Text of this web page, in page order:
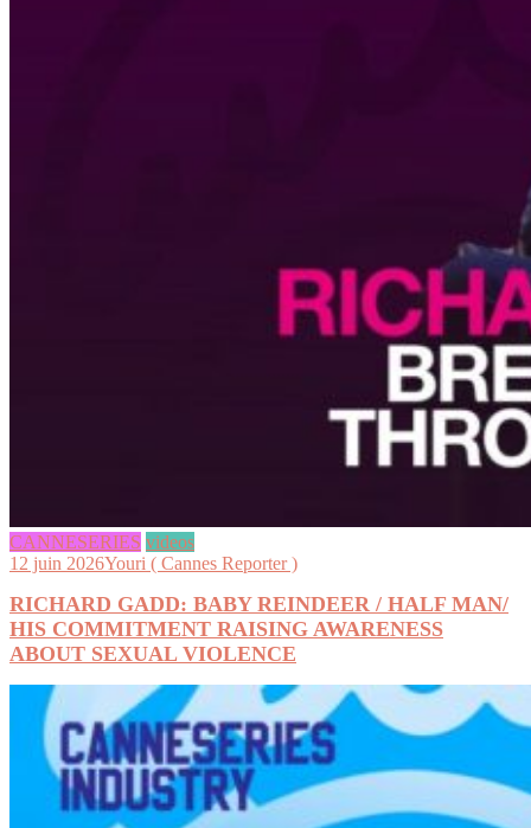
CANNESERIES videos
12 juin 2026Youri ( Cannes Reporter )
RICHARD GADD: BABY REINDEER / HALF MAN/
HIS COMMITMENT RAISING AWARENESS
ABOUT SEXUAL VIOLENCE